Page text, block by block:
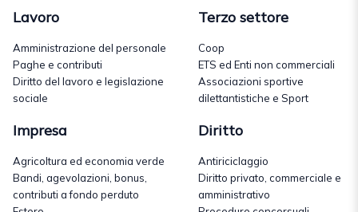
Lavoro
Amministrazione del personale
Paghe e contributi
Diritto del lavoro e legislazione
sociale
Terzo settore
Coop
ETS ed Enti non commerciali
Associazioni sportive
dilettantistiche e Sport
Impresa
Agricoltura ed economia verde
Bandi, agevolazioni, bonus,
contributi a fondo perduto
Diritto
Antiriciclaggio
Diritto privato, commerciale e
amministrativo